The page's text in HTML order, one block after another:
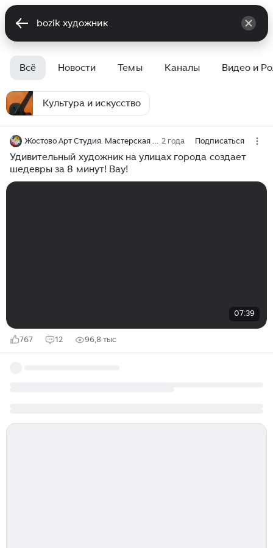
Всё Новости Темы Каналы Видео и
Культура и искусство
Жостово Арт Студия. Мастерская Гончаровых 2 года Подписаться
Удивительный художник на улицах города создает
шедевры за 8 минут! Вау!
07:39
767 12 96,8 тыс